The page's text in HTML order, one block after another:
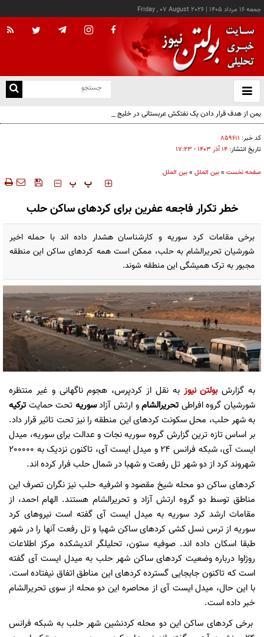
جمعه ۱۶ مرداد ۱۴۰۵ |
Friday , 07 August 2026
باز
و
یمن از هدف قرار دادن یک نفتکش عربستانی در خلیج عدن خبر داد
کد خبر: ۸۵۹۶۱۱
تاریخ انتشار: ۱۴ آذر ۱۴۰۳ - ۱۷:۲۳
صفحه نخست »بین الملل »بین الملل
‍‍‍ پ پ
خطر تکرار فاجعه عفرین برای کردهای ساکن حلب
برخی مقامات کرد سوریه و کارشناسان هشدار داده اند با حمله اخیر
شورشیان تحریرالشام به حلب، ممکن است همه کردهای ساکن این منطقه
مجبور به ترک همیشگی این منطقه شوند.
به گزارش بولتن نیوز به نقل از کردپرس، هجوم ناگهانی و غیر منتظره
شورشیان گروه افراطی تحریرالشامو ارتش آزادسوریه تحت حمایت ترکیه
به شهر حلب، محل سکونت کردهای این منطقه را نیز تحت تاثیر قرار داد.
بر اساس تازه ترین گزارش گروه سوریه نجات و عدالت برای سوریه، میدل
ایست آی، شبکه فرانس 24 و میدل ایست آی، تاکنون نزدیک به 200000
شهروند کرد از دو شهر تل رفعت و شهبا در شمال حلب فرار کرده اند.
کردهای ساکن دو محله شیخ مقصود و اشرفیه حلب نیز نگران تصرف این
مناطق توسط دو گروه ارتش آزاد و تحریرالشام هستند. الهام احمد، از
مقامات ارشد کرد سوریه به میدل ایست آی گفته است نیروهای کرد
سوریه از ترس نسل کشی کردهای ساکن شهبا و تل رفعت آنها را در شهر
طبقا اسکان داده اند. صوفیه ستون، تحلیلگر اندیشکده مرکز اطلاعات
روژاوا درباره وضعیت کردهای ساکن شهر حلب به میدل ایست آی گفته
است که تاکنون جابجایی گسترده کردهای این مناطق اتفاق نیفتاده است.
با این حال، میدل ایست آی از محاصره این دو محله از سوی تحریرالشام
خبر داده است.
برخی کردهای ساکن این دو محله کردنشین شهر حلب به شبکه فرانس